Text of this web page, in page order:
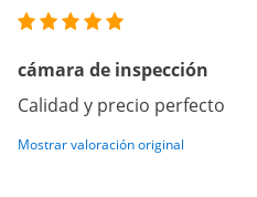
cámara de inspección
Calidad y precio perfecto
Mostrar valoración original